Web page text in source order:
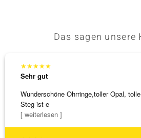
Das sagen unsere
★★★★★
Sehr gut
Wunderschöne Ohrringe,toller Opal,
Steg ist e
[ weiterlesen ]